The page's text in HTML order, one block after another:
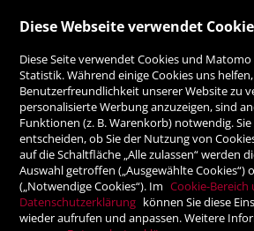
Rechnung
Vorauskasse
SICHER ONLINE
Diese Webseite verwendet
Diese Seite verwendet Cookies und
Statistik. Während einige Cookies uns
Benutzerfreundlichkeit unserer Website zu
personalisierte Werbung anzuzeigen, sind
Funktionen (z. B. Warenkorb) notwendig.
entscheiden, ob Sie der Nutzung von
auf die Schaltfläche „Alle zulassen“ werden
Auswahl getroffen („Ausgewählte Cookies“)
(„Notwendige Cookies“). Im Cookie-Bereich
Datenschutzerklärung können Sie diese
wieder aufrufen und anpassen. Weitere